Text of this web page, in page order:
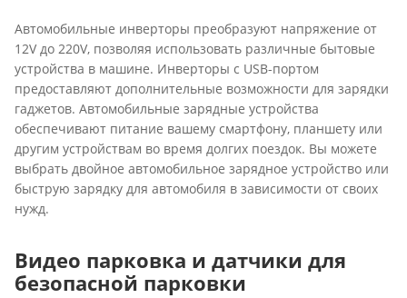
Автомобильные инверторы преобразуют напряжение от
12V до 220V, позволяя использовать различные бытовые
устройства в машине. Инверторы с USB-портом
предоставляют дополнительные возможности для зарядки
гаджетов. Автомобильные зарядные устройства
обеспечивают питание вашему смартфону, планшету или
другим устройствам во время долгих поездок. Вы можете
выбрать двойное автомобильное зарядное устройство или
быструю зарядку для автомобиля в зависимости от своих
нужд.
Видео парковка и датчики для
безопасной парковки